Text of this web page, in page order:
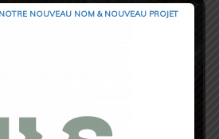
NOUVEAU NOM & NOUVEAU PROJET